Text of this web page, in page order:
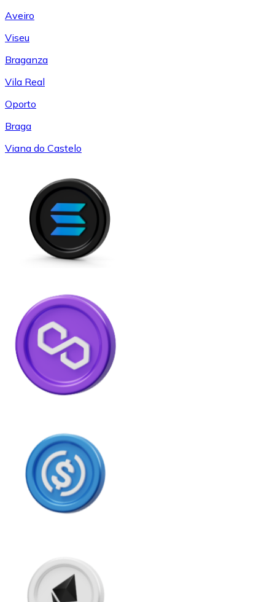
Aveiro
Viseu
Braganza
Vila Real
Oporto
Braga
Viana do Castelo